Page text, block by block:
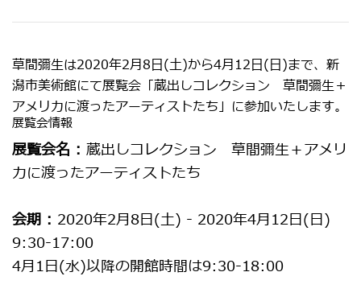
草間彌生は2020年2月8日(土)から4月12日(日)まで、新
潟市美術館にて展覧会「蔵出しコレクション 草間彌生＋
アメリカに渡ったアーティストたち」に参加いたします。
展覧会情報
展覧会名 : 蔵出しコレクション 草間彌生＋アメリ
カに渡ったアーティストたち
会期 : 2020年2月8日(土) - 2020年4月12日(日)
9:30-17:00
4月1日(水)以降の開館時間は9:30-18:00